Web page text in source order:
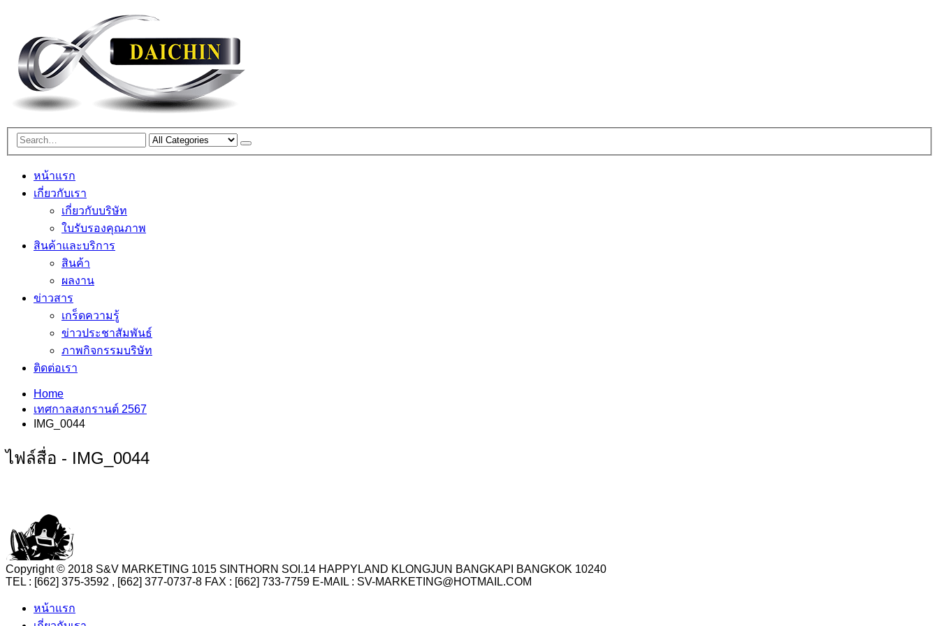
หน้าแรก
เกี่ยวกับเรา
เกี่ยวกับบริษัท
ใบรับรองคุณภาพ
สินค้าและบริการ
สินค้า
ผลงาน
ข่าวสาร
เกร็ดความรู้
ข่าวประชาสัมพันธ์
ภาพกิจกรรมบริษัท
ติดต่อเรา
Home
เทศกาลสงกรานต์ 2567
IMG_0044
ไฟล์สื่อ - IMG_0044
Copyright © 2018 S&V MARKETING 1015 SINTHORN SOI.14 HAPPYLAND KLONGJUN BANGKAPI BANGKOK 10240
TEL : [662] 375-3592 , [662] 377-0737-8 FAX : [662] 733-7759 E-MAIL : SV-MARKETING@HOTMAIL.COM
หน้าแรก